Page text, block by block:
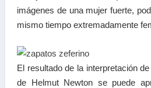
imágenes de una mujer fuerte,
mismo tiempo extremadamente
El resultado de la interpretación
de Helmut Newton se puede